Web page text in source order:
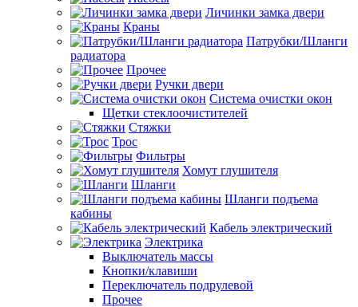
Личинки замка двери
Краны
Патрубки/Шланги
радиатора
Прочее
Ручки двери
Система очистки окон
Щетки стеклоочистителей
Стяжки
Трос
Фильтры
Хомут глушителя
Шланги
Шланги подъема
кабины
Кабель электрический
Электрика
Выключатель массы
Кнопки/клавиши
Переключатель подрулевой
Прочее